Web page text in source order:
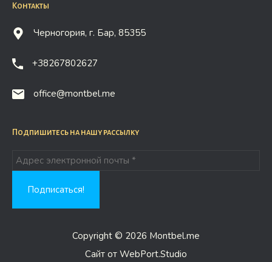
Контакты
Черногория, г. Бар, 85355
+38267802627
office@montbel.me
Подпишитесь на нашу рассылку
Copyright © 2026 Montbel.me
Сайт от WebPort.Studio